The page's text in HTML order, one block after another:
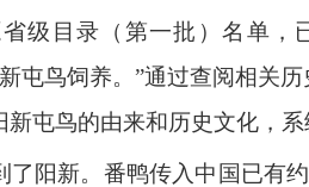
级目录（第一批）名单
屯鸟饲养。”通过查阅相关
屯鸟的由来和历史文化，系
了阳新。番鸭传入中国已有